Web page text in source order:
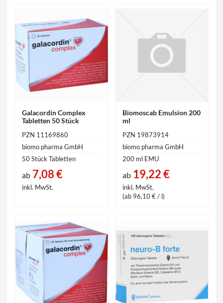
Galacordin Complex
Tabletten 50 Stück
PZN 11169860
biomo pharma GmbH
50 Stück Tabletten
ab 7,08 €
inkl. MwSt.
Biomoscab Emulsion 200
ml
PZN 19873914
biomo pharma GmbH
200 ml EMU
ab19,22 €
inkl. MwSt.
(ab 96,10 € / l)